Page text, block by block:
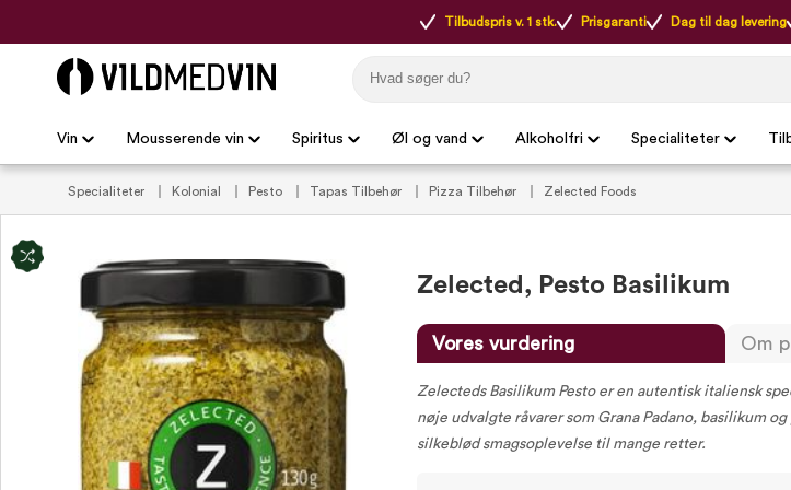
Tilbudspris v. 1 stk. Prisgaranti Dag til dag levering
Vin Mousserende vin Spiritus Øl og vand Alkoholfri Specialiteter
Specialiteter Kolonial Pesto Tapas Tilbehør Pizza Tilbehør Zelected Foods
Zelected, Pesto Basilikum
Vores vurdering Om
Zelecteds Basilikum Pesto er en autentisk italiensk
nøje udvalgte råvarer som Grana Padano, basilikum
silkeblød smagsoplevelse til mange retter.